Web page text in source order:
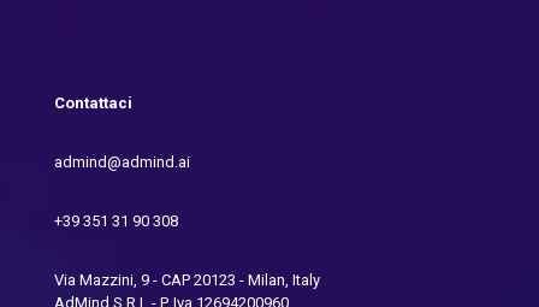
Contattaci
admind@admind.ai
+39 351 31 90 308
Via Mazzini, 9 - CAP 20123 - Milan, Italy
AdMind S.R.L - P. Iva 12694200960